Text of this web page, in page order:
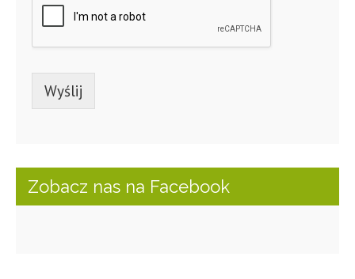
Wyślij
Zobacz nas na Facebook